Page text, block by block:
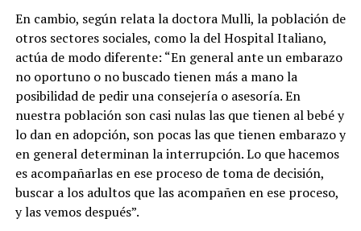
En cambio, según relata la doctora Mulli, la población de
otros sectores sociales, como la del Hospital Italiano,
actúa de modo diferente: “En general ante un embarazo
no oportuno o no buscado tienen más a mano la
posibilidad de pedir una consejería o asesoría. En
nuestra población son casi nulas las que tienen al bebé y
lo dan en adopción, son pocas las que tienen embarazo y
en general determinan la interrupción. Lo que hacemos
es acompañarlas en ese proceso de toma de decisión,
buscar a los adultos que las acompañen en ese proceso,
y las vemos después”.